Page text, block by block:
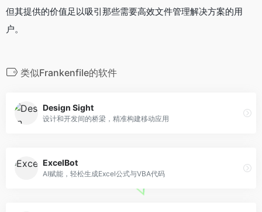
但其提供的价值足以吸引那些需要高效文件管理解决方案的用
户。
类似Frankenfile的软件
Design Sight
设计和开发间的桥梁，精准构建移动应用
ExcelBot
AI赋能，轻松生成Excel公式与VBA代码